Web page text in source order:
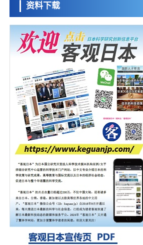
日本成立“以人为本AI联盟”——力争借助AI拓
展社会公众创造力，依托产学合作推进研发
大阪大学开发出膜脂质可视化工具，使脂质
探针的高效开发成为可能
科学研究
立教大学在试管内构建长链人工基因组DNA
自我复制系统，有望实现携带大量基因的人
工细胞
政策
日本科研费增设国际共同研究强化新类别，
促进青年研究人员赴海外开展研究
科学研究
京都大学高效生成光的构成单元“光子”，可应
用于量子计算机
科学研究
开发出300亿年仅误差1秒的光晶格钟，构建
网络将其打造为下一代社会基础设施
经济・社会
日本成立“以人为本AI联盟”——力争借助AI拓
展社会公众创造力，依托产学合作推进研发
科学研究
大阪大学开发出膜脂质可视化工具，使脂质
探针的高效开发成为可能
科学研究
立教大学在试管内构建长链人工基因组DNA
自我复制系统，有望实现携带大量基因的人
工细胞
日本科学未
流员
泷川 进 戴维
资料下载